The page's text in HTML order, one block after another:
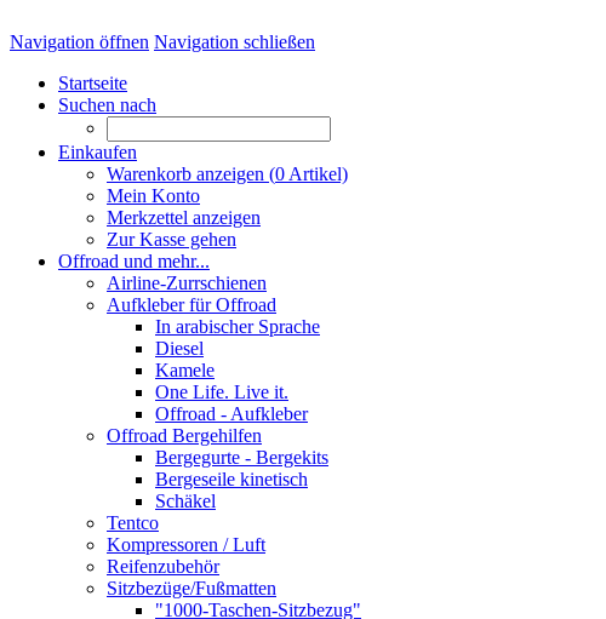
Navigation öffnen Navigation schließen
Startseite
Suchen nach
Einkaufen
Warenkorb anzeigen (0 Artikel)
Mein Konto
Merkzettel anzeigen
Zur Kasse gehen
Offroad und mehr...
Airline-Zurrschienen
Aufkleber für Offroad
In arabischer Sprache
Diesel
Kamele
One Life. Live it.
Offroad - Aufkleber
Offroad Bergehilfen
Bergegurte - Bergekits
Bergeseile kinetisch
Schäkel
Tentco
Kompressoren / Luft
Reifenzubehör
Sitzbezüge/Fußmatten
"1000-Taschen-Sitzbezug"